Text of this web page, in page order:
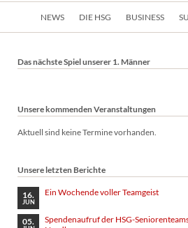
Navigation
NEWS DIE HSG BUSINESS
Das nächste Spiel unserer 1. Männer
Unsere kommenden Veranstaltungen
Aktuell sind keine Termine vorhanden.
Unsere letzten Berichte
16.
JUN
Ein Wochende voller Teamgeist
05.
Spendenaufruf der HSG-